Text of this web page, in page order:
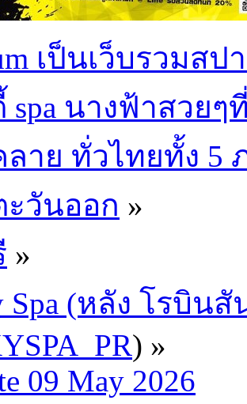
เป็นเว็บรวม
spa นางฟ้าสวย
าย ทั่วไทยทั้ง 5
วันออก »
»
Spa (หลัง โรบิน
) »
09 May 2026